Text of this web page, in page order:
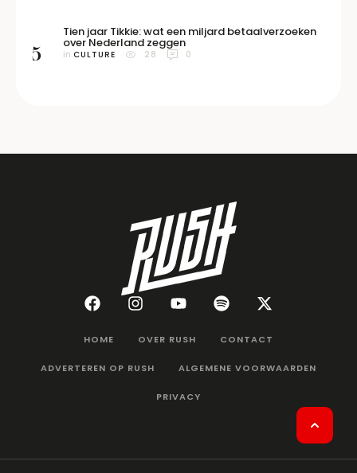
5
Tien jaar Tikkie: wat een miljard betaalverzoeken
over Nederland zeggen
in CULTURE 28 0
HOME OVER RUSH CONTACT
ADVERTEREN OP RUSH ALGEMENE VOORWAARDEN
PRIVACY